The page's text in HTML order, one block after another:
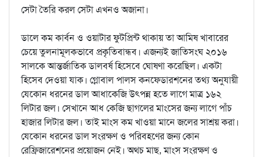
সেটা তৈরি করল সেটা এখনও অজানা।
ডালে কম কার্বন ও ওয়াটার ফুটপ্রিন্ট থাকায় তা আমিষ খাবারের
চেয়ে তুলনামূলকভাবে প্রকৃতিবান্ধব। এজন্যই জাতিসংঘ ২০১৬
সালকে আন্তর্জাতিক ডালবর্ষ হিসেবে ঘোষণা করেছিল। একটা
হিসেব দেওয়া যাক। গ্লোবাল পালস কনফেডারশনের তথ্য অনুযায়ী
যেকোন ধরনের ডাল আধাকেজি উৎপন্ন হতে লাগে মাত্র ১৬২
লিটার জল। সেখানে আধ কেজি ছাগলের মাংসের জন্য লাগে পাঁচ
হাজার লিটার জল। তাই মাংস কম খাওয়া মানে জলের সাশ্রয় করা।
যেকোন ধরনের ডাল সংরক্ষণ ও পরিবহণের জন্য কোন
রেফ্রিজারেশনের প্রয়োজন নেই। অথচ মাছ, মাংস সংরক্ষণ ও